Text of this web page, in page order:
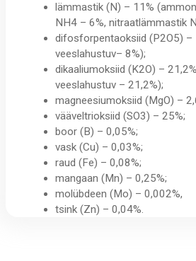
lämmastik (N) – 11%
NH4 – 6%, nitraatlämmastik
difosforpentaoksiid (P2O5) –
veeslahustuv– 8%);
dikaaliumoksiid (K2O) –
veeslahustuv – 21,2%);
magneesiumoksiid (MgO) –
vääveltrioksiid (SO3) – 25%;
boor (B) – 0,05%;
vask (Cu) – 0,03%;
raud (Fe) – 0,08%;
mangaan (Mn) – 0,25%;
molübdeen (Mo) – 0,002%,
tsink (Zn) – 0,04%.